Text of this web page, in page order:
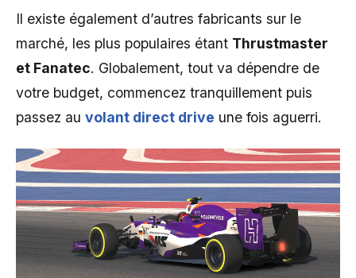
Il existe également d’autres fabricants sur le
marché, les plus populaires étant Thrustmaster
et Fanatec. Globalement, tout va dépendre de
votre budget, commencez tranquillement puis
passez au volant direct drive une fois aguerri.